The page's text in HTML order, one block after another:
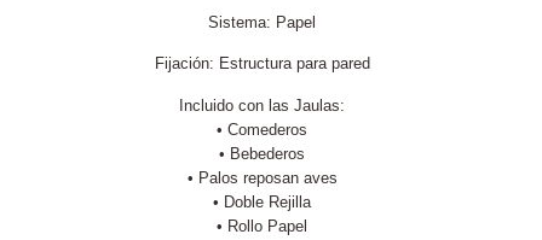
Sistema: Papel
Fijación: Estructura para pared
Incluido con las Jaulas:
• Comederos
• Bebederos
• Palos reposan aves
• Doble Rejilla
• Rollo Papel